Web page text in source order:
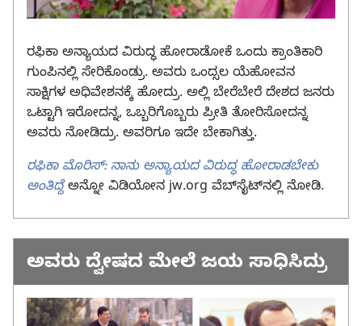
ರಫಿಕಾ ಅನ್ಯಾಯದ ವಿರುದ್ಧ ಹೋರಾಡೋಕೆ ಒಂದು ಕ್ರಾಂತಿಕಾರಿ
ಗುಂಪಿನಲ್ಲಿ ಸೇರಿಕೊಂಡ್ರು. ಅವರು ಒಂದ್ಸಲ ಯೆಹೋವನ
ಸಾಕ್ಷಿಗಳ ಅಧಿವೇಶನಕ್ಕೆ ಹೋದ್ರು. ಅಲ್ಲಿ ಬೇರೆಬೇರೆ ದೇಶದ ಜನರು
ಒಟ್ಟಾಗಿ ಇರೋದನ್ನ, ಒಬ್ಬರಿಗೊಬ್ಬರು ಪ್ರೀತಿ ತೋರಿಸೋದನ್ನ
ಅವರು ನೋಡಿದ್ರು. ಅವರಿಗೂ ಇದೇ ಬೇಕಾಗಿತ್ತು.
ರಫಿಕಾ ಮೊರಿಸ್‌: ನಾನು ಅನ್ಯಾಯದ ವಿರುದ್ಧ ಹೋರಾಡಬೇಕು
ಅಂತಿದ್ದೆಅನ್ನೋ ವಿಡಿಯೋನ jw.org ವೆಬ್‌ಸೈಟ್‌ನಲ್ಲಿ ನೋಡಿ.
ಅವರು ದ್ವೇಷದ ಮೇಲೆ ಜಯ ಸಾಧಿಸಿದ್ರು